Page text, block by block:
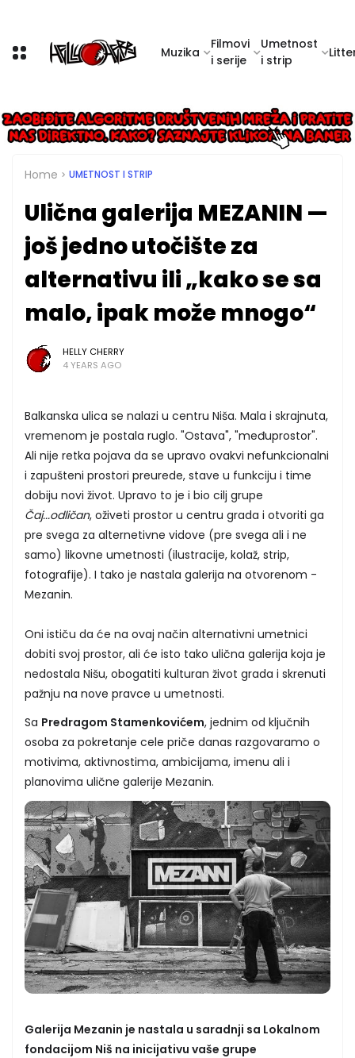
Muzika
Filmovi
i serije
Umetnost
i strip
Home UMETNOST I STRIP
Ulična galerija MEZANIN —
još jedno utočište za
alternativu ili „kako se sa
malo, ipak može mnogo“
HELLY CHERRY
4 YEARS AGO
Balkanska ulica se nalazi u centru Niša. Mala i skrajnuta,
vremenom je postala ruglo. "Ostava", "međuprostor".
Ali nije retka pojava da se upravo ovakvi nefunkcionalni
i zapušteni prostori preurede, stave u funkciju i time
dobiju novi život. Upravo to je i bio cilj grupe
Čaj...odličan, oživeti prostor u centru grada i otvoriti ga
pre svega za alternetivne vidove (pre svega ali i ne
samo) likovne umetnosti (ilustracije, kolaž, strip,
fotografije). I tako je nastala galerija na otvorenom -
Mezanin.
Oni ističu da će na ovaj način alternativni umetnici
dobiti svoj prostor, ali će isto tako ulična galerija koja je
nedostala Nišu, obogatiti kulturan život grada i skrenuti
pažnju na nove pravce u umetnosti.
Sa Predragom Stamenkovićem, jednim od ključnih
osoba za pokretanje cele priče danas razgovaramo o
motivima, aktivnostima, ambicijama, imenu ali i
planovima ulične galerije Mezanin.
Galerija Mezanin je nastala u saradnji sa Lokalnom
fondacijom Niš na inicijativu vaše grupe